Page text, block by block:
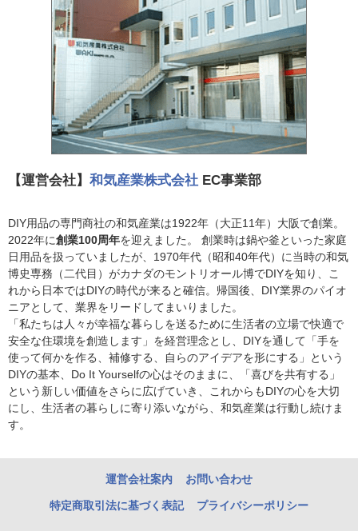
【運営会社】 和気産業株式会社 EC事業部
DIY用品の専門商社の和気産業は1922年（大正11年）大阪で創業。
2022年に創業100周年を迎えました。 創業時は鍋や釜といった家庭
日用品を扱っていましたが、1970年代（昭和40年代）に当時の和気
博史専務（二代目）がカナダのモントリオール博でDIYを知り、こ
れから日本ではDIYの時代が来ると確信。帰国後、DIY業界のパイオ
ニアとして、業界をリードしてまいりました。
「私たちは人々が幸福な暮らしを送るために生活者の立場で快適で
安全な住環境を創造します」を経営理念とし、DIYを通して「手を
使って何かを作る、補修する、自らのアイデアを形にする」という
DIYの基本、Do It Yourselfの心はそのままに、「喜びを共有する」
という新しい価値をさらに広げていき、これからもDIYの心を大切
にし、生活者の暮らしに寄り添いながら、和気産業は行動し続けま
す。
運営会社案内 お問い合わせ
特定商取引法に基づく表記 プライバシーポリシー